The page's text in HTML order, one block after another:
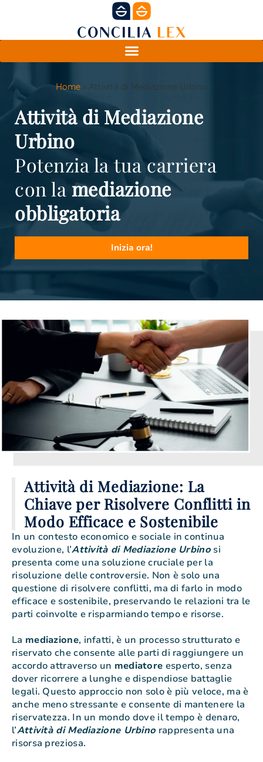
Home » Attività di Mediazione Urbino
Attività di Mediazione
Urbino
Potenzia la tua carriera
con la mediazione
obbligatoria
Inizia ora!
Attività di Mediazione: La
Chiave per Risolvere Conflitti in
Modo Efficace e Sostenibile
In un contesto economico e sociale in continua
evoluzione, l’Attività di Mediazione Urbinosi
presenta come una soluzione cruciale per la
risoluzione delle controversie. Non è solo una
questione di risolvere conflitti, ma di farlo in modo
efficace e sostenibile, preservando le relazioni tra le
parti coinvolte e risparmiando tempo e risorse.
La mediazione, infatti, è un processo strutturato e
riservato che consente alle parti di raggiungere un
accordo attraverso un mediatore esperto, senza
dover ricorrere a lunghe e dispendiose battaglie
legali. Questo approccio non solo è più veloce, ma è
anche meno stressante e consente di mantenere la
riservatezza. In un mondo dove il tempo è denaro,
l’Attività di Mediazione Urbino rappresenta una
risorsa preziosa.